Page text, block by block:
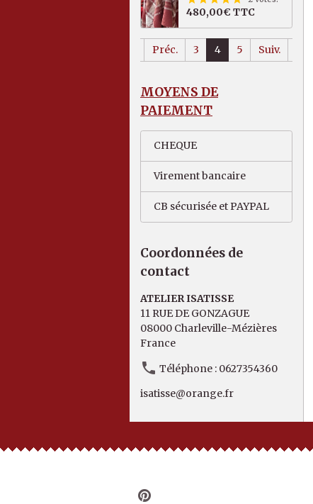
X 222 cm
480,00€ TTC
Préc. 3 4 5 Suiv.
MOYENS DE
PAIEMENT
CHEQUE
Virement bancaire
CB sécurisée et PAYPAL
Coordonnées de
contact
ATELIER ISATISSE
11 RUE DE GONZAGUE
08000 Charleville-Mézières
France
Téléphone : 0627354360
isatisse@orange.fr